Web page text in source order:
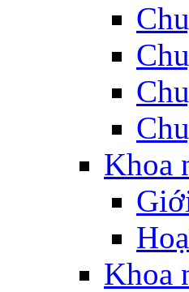
Khoa
Khoa